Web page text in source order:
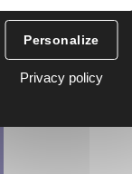
et Libertés du 6 janvier
de rectification et de
nous vous invitons à nous
Personalize
Privacy policy